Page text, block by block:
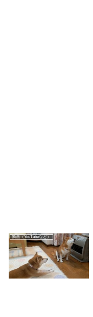
動画（YouTubeなど）